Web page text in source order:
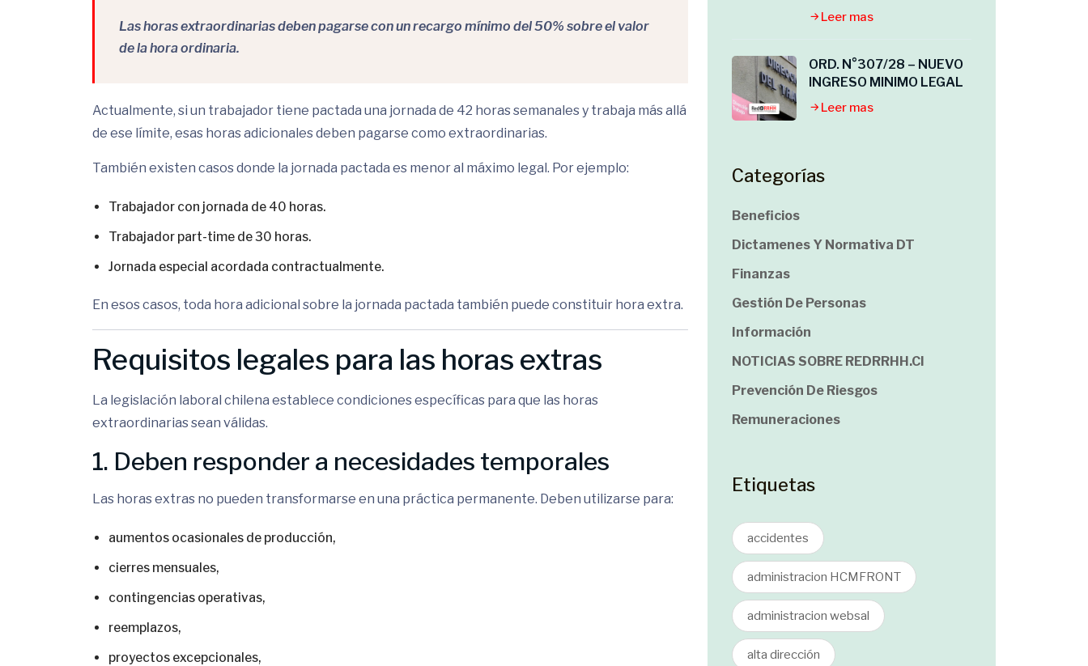
Las horas extraordinarias deben pagarse con un recargo mínimo del 50% sobre el valor
de la hora ordinaria.
Actualmente, si un trabajador tiene pactada una jornada de 42 horas semanales y trabaja más allá
de ese límite, esas horas adicionales deben pagarse como extraordinarias.
También existen casos donde la jornada pactada es menor al máximo legal. Por ejemplo:
Trabajador con jornada de 40 horas.
Trabajador part-time de 30 horas.
Jornada especial acordada contractualmente.
En esos casos, toda hora adicional sobre la jornada pactada también puede constituir hora extra.
Requisitos legales para las horas extras
La legislación laboral chilena establece condiciones específicas para que las horas
extraordinarias sean válidas.
1. Deben responder a necesidades temporales
Las horas extras no pueden transformarse en una práctica permanente. Deben utilizarse para:
aumentos ocasionales de producción,
cierres mensuales,
contingencias operativas,
reemplazos,
proyectos excepcionales,
Leer mas
ORD. N°307/28 – NUEVO
INGRESO MINIMO LEGAL
Leer mas
Categorías
Beneficios
Dictamenes Y Normativa DT
Finanzas
Gestión De Personas
Información
NOTICIAS SOBRE REDRRHH.cl
Prevención De Riesgos
Remuneraciones
Etiquetas
accidentes
administracion HCMFRONT
administracion websal
alta dirección